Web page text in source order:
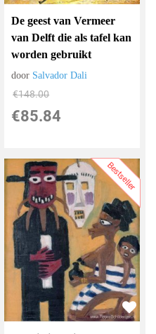
De geest van Vermeer
van Delft die als tafel kan
worden gebruikt
door Salvador Dali
€148.00
€85.84
Bestseller